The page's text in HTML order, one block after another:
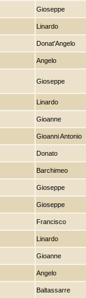
Gioseppe
Linardo
Donat'Angelo
Angelo
Gioseppe
Linardo
Gioanne
Gioanni Antonio
Donato
Barchimeo
Gioseppe
Gioseppe
Francisco
Linardo
Gioanne
Angelo
Baltassarre